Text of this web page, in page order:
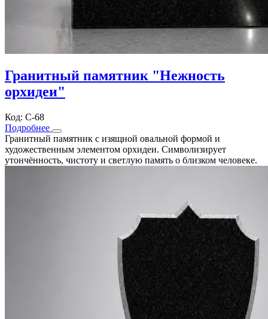
Гранитный памятник "Нежность
орхидеи"
Код: С-68
Подробнее
Гранитный памятник с изящной овальной формой и
художественным элементом орхидеи. Символизирует
утончённость, чистоту и светлую память о близком человеке.